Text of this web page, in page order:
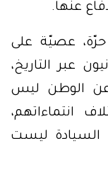
عنها.
عصيّة على
عبر التاريخ،
عن الوطن ليس
انتماءاتهم،
ليست